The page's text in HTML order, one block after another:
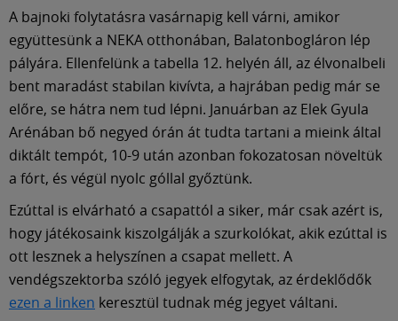
A bajnoki folytatásra vasárnapig kell várni, amikor
együttesünk a NEKA otthonában, Balatonbogláron lép
pályára. Ellenfelünk a tabella 12. helyén áll, az élvonalbeli
bent maradást stabilan kivívta, a hajrában pedig már se
előre, se hátra nem tud lépni. Januárban az Elek Gyula
Arénában bő negyed órán át tudta tartani a mieink által
diktált tempót, 10-9 után azonban fokozatosan növeltük
a fórt, és végül nyolc góllal győztünk.
Ezúttal is elvárható a csapattól a siker, már csak azért is,
hogy játékosaink kiszolgálják a szurkolókat, akik ezúttal is
ott lesznek a helyszínen a csapat mellett. A
vendégszektorba szóló jegyek elfogytak, az érdeklődők
ezen a linken keresztül tudnak még jegyet váltani.